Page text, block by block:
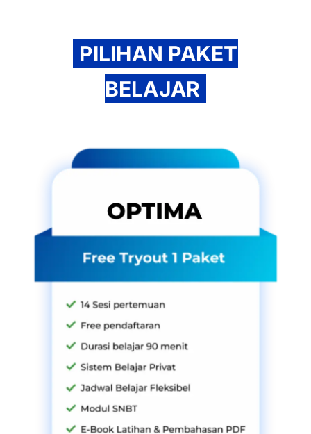
PILIHAN PAKET
BELAJAR